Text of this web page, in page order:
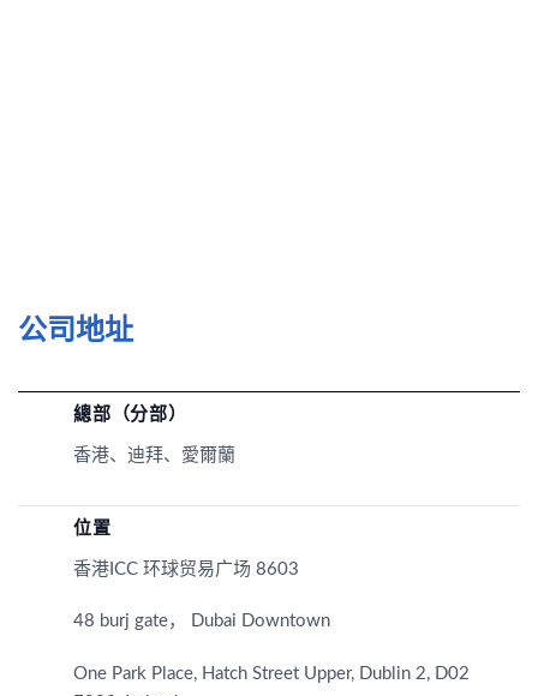
公司地址
總部（分部）
香港、迪拜、愛爾蘭
位置
香港ICC 环球贸易广场 8603
48 burj gate， Dubai Downtown
One Park Place, Hatch Street Upper, Dublin 2, D02